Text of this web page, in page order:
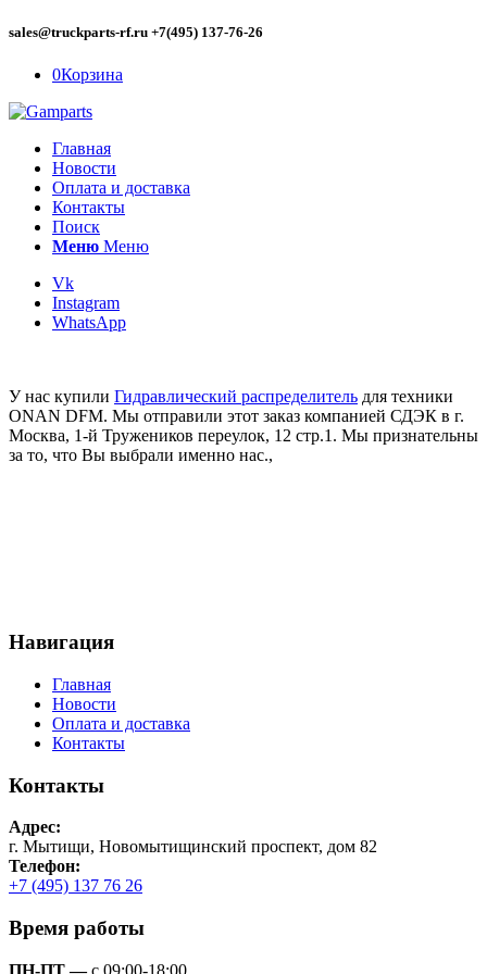
sales@truckparts-rf.ru +7(495) 137-76-26
0Корзина
Главная
Новости
Оплата и доставка
Контакты
Поиск
Меню Меню
Vk
Instagram
WhatsApp
У нас купили Гидравлический распределитель для техники
ONAN DFM. Мы отправили этот заказ компанией СДЭК в г.
Москва, 1-й Тружеников переулок, 12 стр.1. Мы признательны
за то, что Вы выбрали именно нас.,
Навигация
Главная
Новости
Оплата и доставка
Контакты
Контакты
Адрес:
г. Мытищи, Новомытищинский проспект, дом 82
Телефон:
+7 (495) 137 76 26
Время работы
ПН-ПТ —с 09:00-18:00,